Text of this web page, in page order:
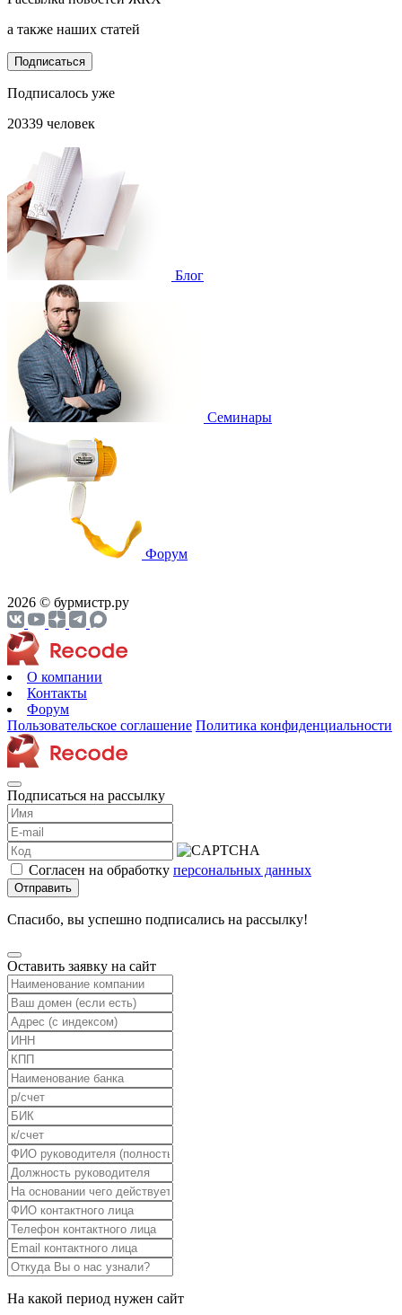
а также наших статей
Подписаться
Подписалось уже
20339 человек
Блог
Cеминары
Форум
2026 © бурмистр.ру
О компании
Контакты
Форум
Пользовательское соглашение Политика конфиденциальности
Подписаться на рассылку
Согласен на обработку персональных данных
Отправить
Спасибо, вы успешно подписались на рассылку!
Оставить заявку на сайт
На какой период нужен сайт